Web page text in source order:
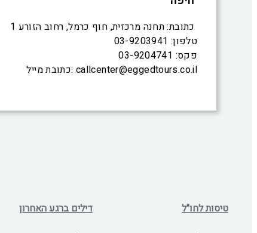
טלפון: 03-9203941
פקס: 03-9204741
כתובת מייל: callcenter@eggedtours.co.il
דילים ברגע האחרון
טיסות לחו"ל